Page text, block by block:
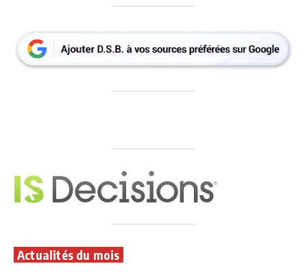
Actualités du mois